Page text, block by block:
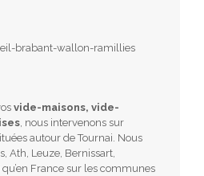
vide-maisons, vide-
, nous intervenons sur
autour de Tournai. Nous
Ath, Leuze, Bernissart,
qu’en France sur les communes